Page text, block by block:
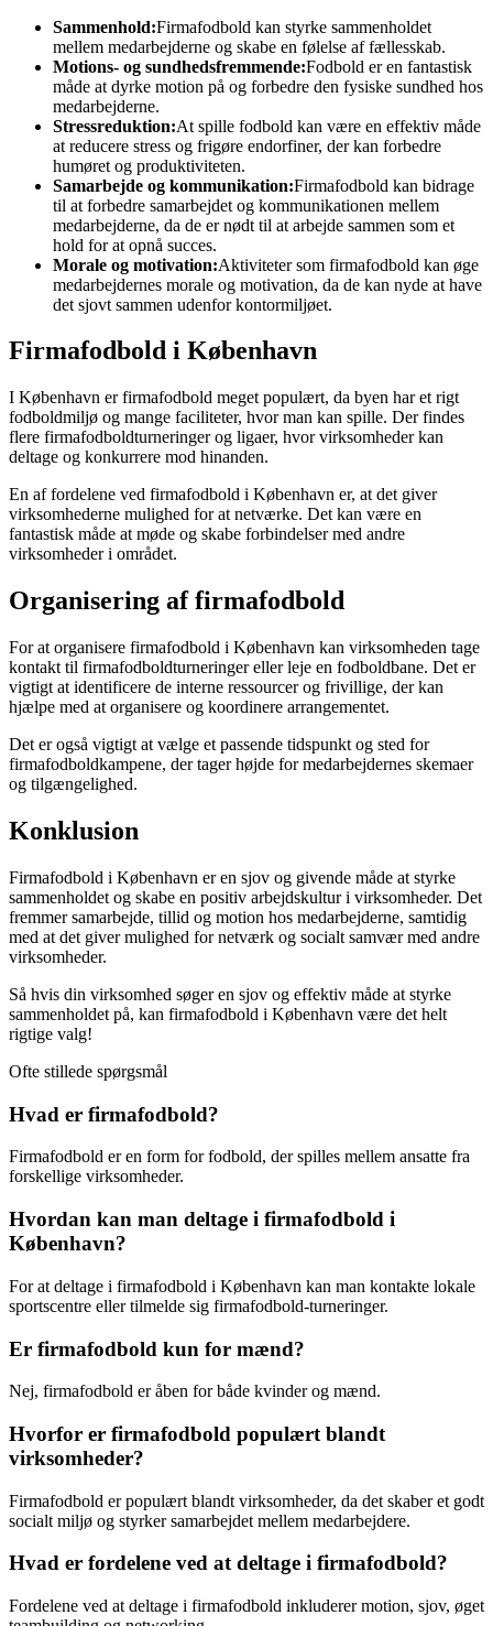
Sammenhold:Firmafodbold kan styrke sammenholdet
mellem medarbejderne og skabe en følelse af fællesskab.
Motions- og sundhedsfremmende:Fodbold er en fantastisk
måde at dyrke motion på og forbedre den fysiske sundhed hos
medarbejderne.
Stressreduktion:At spille fodbold kan være en effektiv måde
at reducere stress og frigøre endorfiner, der kan forbedre
humøret og produktiviteten.
Samarbejde og kommunikation:Firmafodbold kan bidrage
til at forbedre samarbejdet og kommunikationen mellem
medarbejderne, da de er nødt til at arbejde sammen som et
hold for at opnå succes.
Morale og motivation:Aktiviteter som firmafodbold kan øge
medarbejdernes morale og motivation, da de kan nyde at have
det sjovt sammen udenfor kontormiljøet.
Firmafodbold i København
I København er firmafodbold meget populært, da byen har et rigt
fodboldmiljø og mange faciliteter, hvor man kan spille. Der findes
flere firmafodboldturneringer og ligaer, hvor virksomheder kan
deltage og konkurrere mod hinanden.
En af fordelene ved firmafodbold i København er, at det giver
virksomhederne mulighed for at netværke. Det kan være en
fantastisk måde at møde og skabe forbindelser med andre
virksomheder i området.
Organisering af firmafodbold
For at organisere firmafodbold i København kan virksomheden tage
kontakt til firmafodboldturneringer eller leje en fodboldbane. Det er
vigtigt at identificere de interne ressourcer og frivillige, der kan
hjælpe med at organisere og koordinere arrangementet.
Det er også vigtigt at vælge et passende tidspunkt og sted for
firmafodboldkampene, der tager højde for medarbejdernes skemaer
og tilgængelighed.
Konklusion
Firmafodbold i København er en sjov og givende måde at styrke
sammenholdet og skabe en positiv arbejdskultur i virksomheder. Det
fremmer samarbejde, tillid og motion hos medarbejderne, samtidig
med at det giver mulighed for netværk og socialt samvær med andre
virksomheder.
Så hvis din virksomhed søger en sjov og effektiv måde at styrke
sammenholdet på, kan firmafodbold i København være det helt
rigtige valg!
Ofte stillede spørgsmål
Hvad er firmafodbold?
Firmafodbold er en form for fodbold, der spilles mellem ansatte fra
forskellige virksomheder.
Hvordan kan man deltage i firmafodbold i
København?
For at deltage i firmafodbold i København kan man kontakte lokale
sportscentre eller tilmelde sig firmafodbold-turneringer.
Er firmafodbold kun for mænd?
Nej, firmafodbold er åben for både kvinder og mænd.
Hvorfor er firmafodbold populært blandt
virksomheder?
Firmafodbold er populært blandt virksomheder, da det skaber et godt
socialt miljø og styrker samarbejdet mellem medarbejdere.
Hvad er fordelene ved at deltage i firmafodbold?
Fordelene ved at deltage i firmafodbold inkluderer motion, sjov, øget